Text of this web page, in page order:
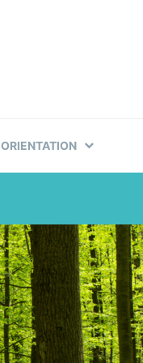
ORIENTATION